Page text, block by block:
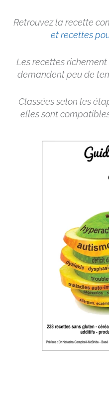
Retrouvez la recette
et recettes
Les recettes
demandent peu de
Classées selon les
elles sont